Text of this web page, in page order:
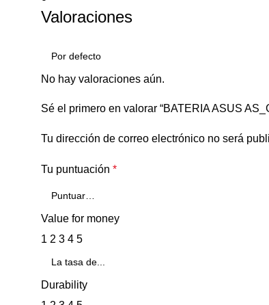
Valoraciones
No hay valoraciones aún.
Sé el primero en valorar “BATERIA ASUS
Tu dirección de correo electrónico no será
Tu puntuación *
Value for money
1 2 3 4 5
Durability